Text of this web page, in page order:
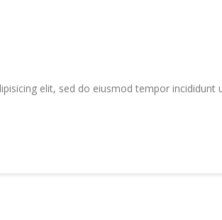
elit, sed do eiusmod tempor incididunt